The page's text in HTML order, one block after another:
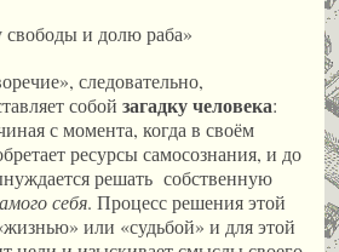
и долю раба»
следовательно,
собой загадку человека:
с момента, когда в своём
ресурсы самосознания, и до
решать собственную
себя. Процесс решения этой
или «судьбой» и для этой